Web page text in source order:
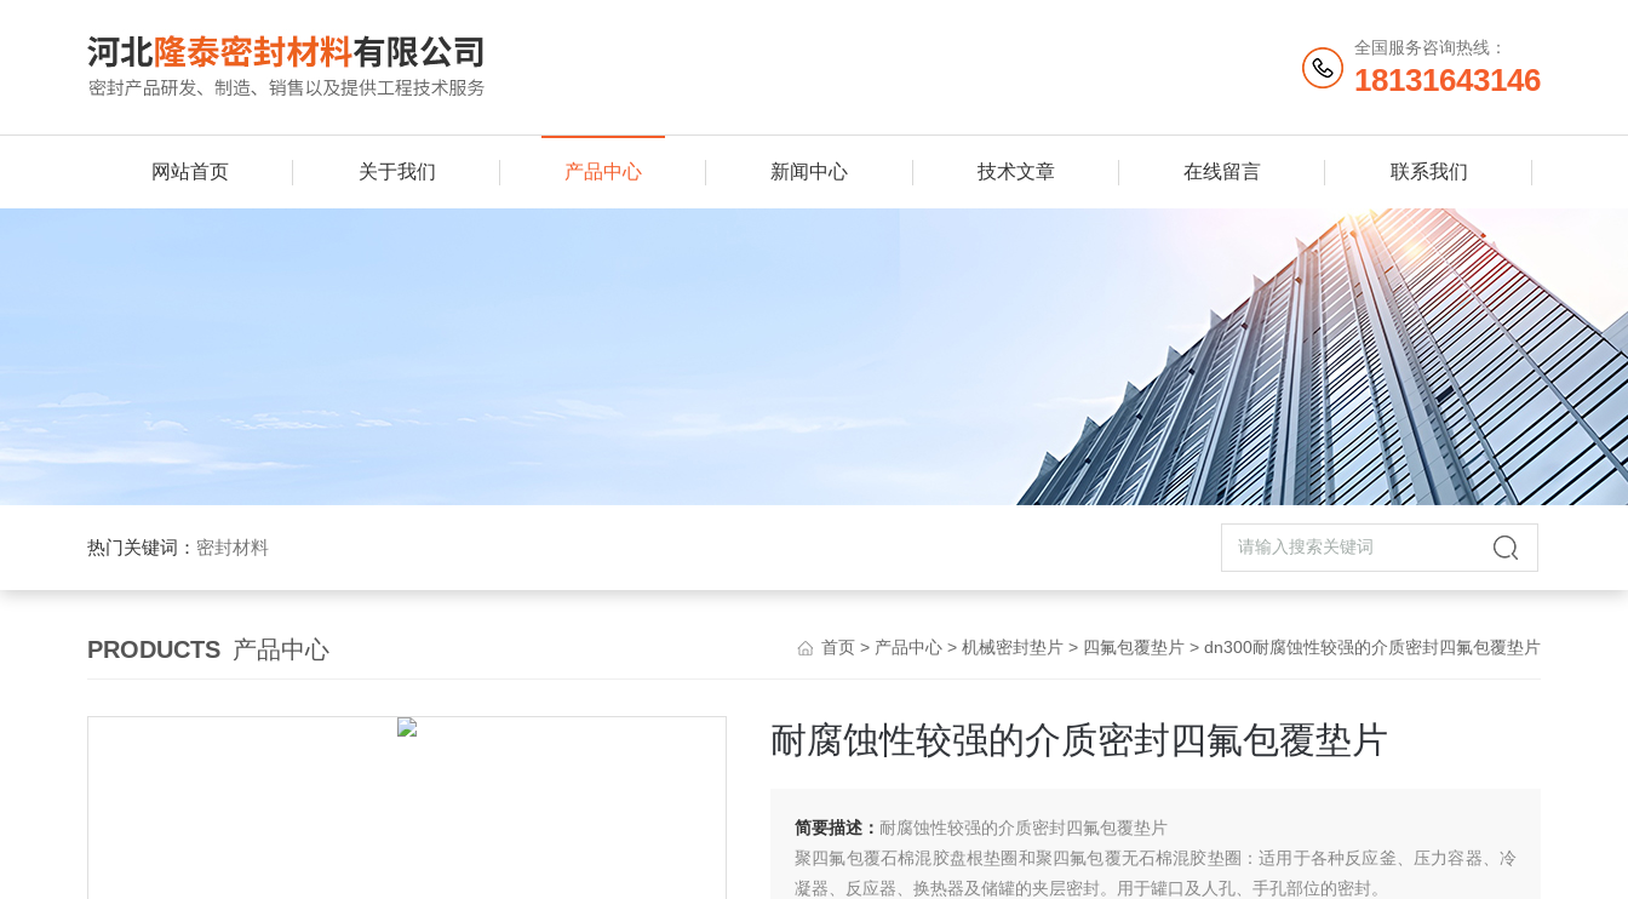
全国服务咨询热线：
18131643146
网站首页 关于我们 产品中心 新闻中心 技术文章 在线留言 联系我们
热门关键词： 密封材料
PRODUCTS 产品中心 首页 > 产品中心 > 机械密封垫片 > 四氟包覆垫片 > dn300耐腐蚀性较强的介质密封四氟包覆垫片
耐腐蚀性较强的介质密封四氟包覆垫片
简要描述： 耐腐蚀性较强的介质密封四氟包覆垫片
聚四氟包覆石棉混胶盘根垫圈和聚四氟包覆无石棉混胶垫圈：适用于各种反应釜、压力容器、冷
凝器、反应器、换热器及储罐的夹层密封。用于罐口及人孔、手孔部位的密封。